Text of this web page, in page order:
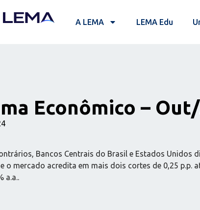
A LEMA LEMA Edu
Econômico –
Bancos Centrais do Brasil e Estados
o mercado acredita em mais dois cortes de 0,25 p.p.
a.a..